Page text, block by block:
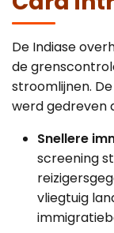
De Indiase
de
stroomlijnen.
werd gedreven
Snellere
screening
vliegtuig